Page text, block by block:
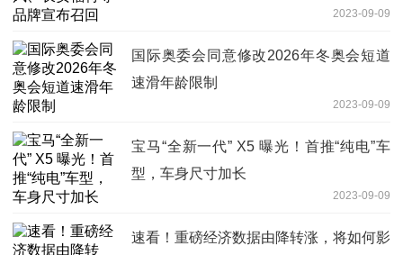
2023-09-09
国际奥委会同意修改2026年冬奥会短道
速滑年龄限制
2023-09-09
宝马“全新一代” X5 曝光！首推“纯电”车
型，车身尺寸加长
2023-09-09
速看！重磅经济数据由降转涨，将如何影